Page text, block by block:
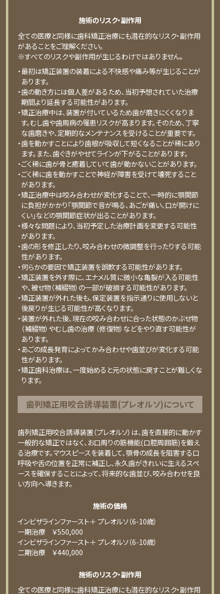
施術のリスク・副作用
全ての医療と同様に歯科矯正治療にも潜在的なリスク・副作用
があることをご理解ください。
※すべてのリスクや副作用が生じるわけではありません。
・最初は矯正装置の装着による不快感や痛み等が生じることが
あります。
・歯の動き方には個人差があるため、当初予想されていた治療
期間より延長する可能性があります。
・矯正治療中は、装置が付いているため歯が磨きにくくなりま
す。むし歯や歯周病の罹患リスクが高まります。そのため、丁寧
な歯磨きや、定期的なメンテナンスを受けることが重要です。
・歯を動かすことにより歯根が吸収して短くなることが稀にあり
ます。また、歯ぐきがやせてラインが下がることがあります。
・ごく稀に歯が骨と癒着していて歯が動かないことがあります。
・ごく稀に歯を動かすことで神経が障害を受けて壊死すること
があります。
・矯正治療中は咬み合わせが変化することで、一時的に顎関節
に負担がかかり「顎関節で音が鳴る、あごが痛い、口が開けに
くい」などの顎関節症状が出ることがあります。
・様々な問題により、当初予定した治療計画を変更する可能性
があります。
・歯の形を修正したり、咬み合わせの微調整を行ったりする可能
性があります。
・何らかの要因で矯正装置を誤飲する可能性があります。
・矯正装置を外す際に、エナメル質に微小な亀裂が入る可能性
や、被せ物（補綴物）の一部が破損する可能性があります。
・矯正装置が外れた後も、保定装置を指示通りに使用しないと
後戻りが生じる可能性が高くなります。
・装置が外れた後、現在の咬み合わせに合った状態のかぶせ物
（補綴物）やむし歯の治療 （修復物）などをやり直す可能性が
あります。
・あごの成長発育によってかみ合わせや歯並びが変化する可能
性があります。
・矯正歯科治療は、一度始めると元の状態に戻すことが難しくな
ります。
⻭列矯正⽤咬合誘導装置(プレオルソ)について
歯列矯正用咬合誘導装置（プレオルソ）は、歯を直接的に動かす
一般的な矯正ではなく、お口周りの筋機能(口腔周囲筋)を鍛え
る治療です。マウスピースを装着して、顎骨の成長を阻害する口
呼吸や舌の位置を正常に補正し、永久歯がきれいに生えるスペ
ースを確保することによって、将来的な歯並び、咬み合わせを良
い方向へ導きます。
施術の価格
インビザラインファースト＋ プレオルソ（6-10歳）
⼀期治療 ￥550,000
インビザラインファースト＋ プレオルソ（6-10歳）
⼆期治療 ￥440,000
施術のリスク・副作用
全ての医療と同様に歯科矯正治療にも潜在的なリスク・副作用